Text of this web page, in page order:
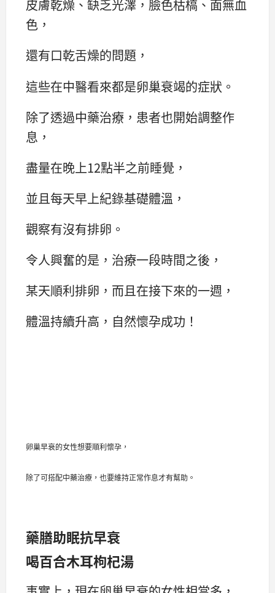
皮膚乾燥、缺乏光澤，臉色枯槁、面無血
色，
還有口乾舌燥的問題，
這些在中醫看來都是卵巢衰竭的症狀。
除了透過中藥治療，患者也開始調整作
息，
盡量在晚上12點半之前睡覺，
並且每天早上紀錄基礎體溫，
觀察有沒有排卵。
令人興奮的是，治療一段時間之後，
某天順利排卵，而且在接下來的一週，
體溫持續升高，自然懷孕成功！
卵巢早衰的女性想要順利懷孕，
除了可搭配中藥治療，也要維持正常作息才有幫助。
藥膳助眠抗早衰
喝百合木耳枸杞湯